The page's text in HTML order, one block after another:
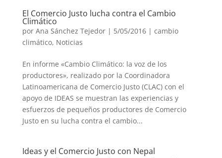
El Comercio Justo lucha contra el Cambio
Climático
por Ana Sánchez Tejedor| 5/05/2016 | cambio
climático, Noticias
En informe «Cambio Climático: la voz de los
productores», realizado por la Coordinadora
Latinoamericana de Comercio Justo (CLAC) con el
apoyo de IDEAS se muestran las experiencias y
esfuerzos de pequeños productores de Comercio
Justo en su lucha contra el cambio...
Ideas y el Comercio Justo con Nepal